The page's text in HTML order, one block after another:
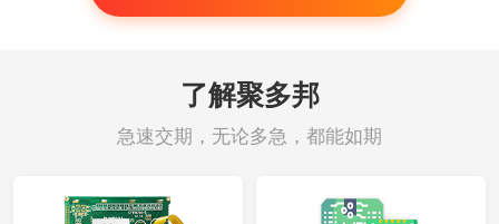
了解聚多邦
急速交期，无论多急，都能如期